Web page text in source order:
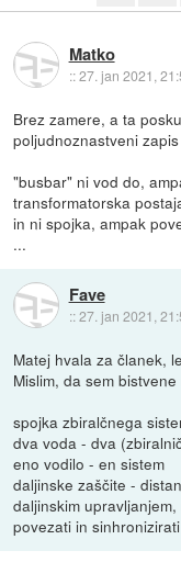
Matko
::27. jan 2021,
Brez zamere, a ta
poljudnoznastveni
"busbar" ni vod do,
transformatorska
in ni spojka, ampak
...
Fave
::27. jan 2021,
Matej hvala za članek,
Mislim, da sem
spojka zbiralčnega
dva voda - dva
eno vodilo - en sistem
daljinske zaščite -
daljinskim
povezati in